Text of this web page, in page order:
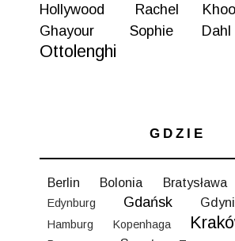
Hollywood
Rachel Khoo
Ghayour
Sophie Dahl
Ottolenghi
GDZIE
Berlin Bolonia Bratysława
Edynburg Gdańsk
Hamburg
Kopenhaga